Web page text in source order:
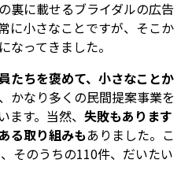
裏に載せるブライダルの広告
に小さなことですが、そこか
なってきました。
たちを褒めて、小さなことか
かなり多くの民間提案事業を
す。当然、 失敗もあります
る取り組みもありました。こ
そのうちの110件、だいたい